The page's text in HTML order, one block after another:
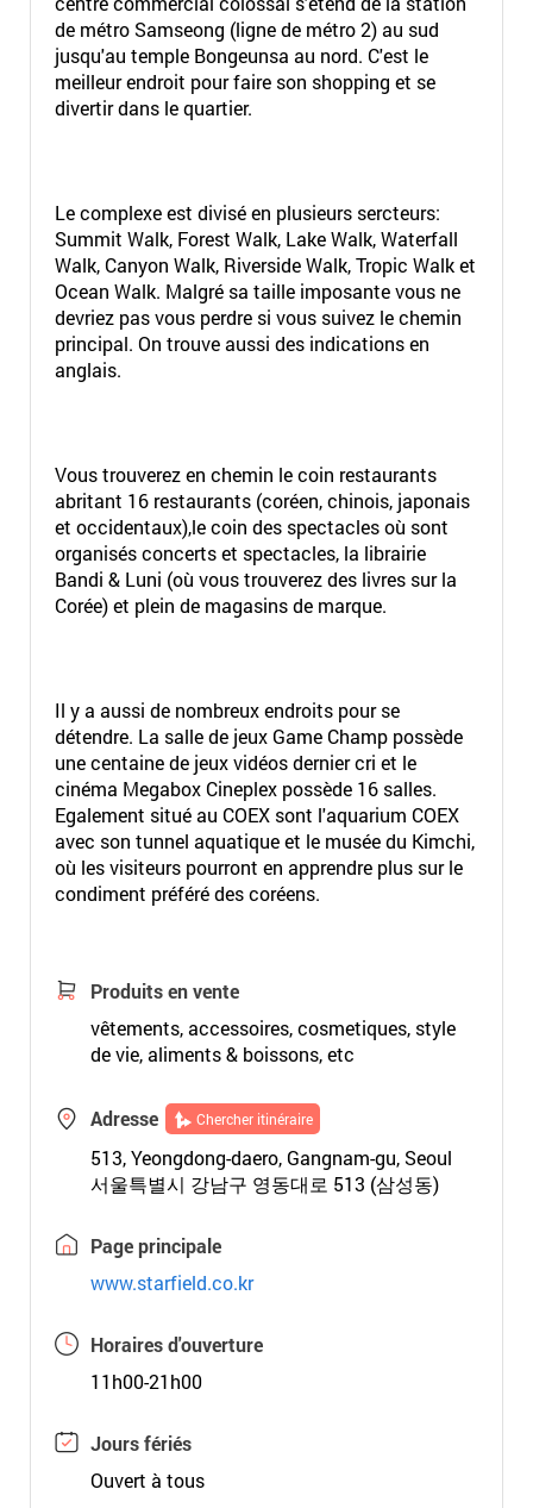
de métro Samseong (ligne de métro 2) au sud
jusqu'au temple Bongeunsa au nord. C'est le
meilleur endroit pour faire son shopping et se
divertir dans le quartier.
Le complexe est divisé en plusieurs sercteurs:
Summit Walk, Forest Walk, Lake Walk, Waterfall
Walk, Canyon Walk, Riverside Walk, Tropic Walk et
Ocean Walk. Malgré sa taille imposante vous ne
devriez pas vous perdre si vous suivez le chemin
principal. On trouve aussi des indications en
anglais.
Vous trouverez en chemin le coin restaurants
abritant 16 restaurants (coréen, chinois, japonais
et occidentaux),le coin des spectacles où sont
organisés concerts et spectacles, la librairie
Bandi & Luni (où vous trouverez des livres sur la
Corée) et plein de magasins de marque.
Il y a aussi de nombreux endroits pour se
détendre. La salle de jeux Game Champ possède
une centaine de jeux vidéos dernier cri et le
cinéma Megabox Cineplex possède 16 salles.
Egalement situé au COEX sont l'aquarium COEX
avec son tunnel aquatique et le musée du Kimchi,
où les visiteurs pourront en apprendre plus sur le
condiment préféré des coréens.
Produits en vente
vêtements, accessoires, cosmetiques, style
de vie, aliments & boissons, etc
Adresse Chercher itinéraire
513, Yeongdong-daero, Gangnam-gu, Seoul
서울특별시 강남구 영동대로 513 (삼성동)
Page principale
www.starfield.co.kr
Horaires d'ouverture
11h00-21h00
Jours fériés
Ouvert à tous